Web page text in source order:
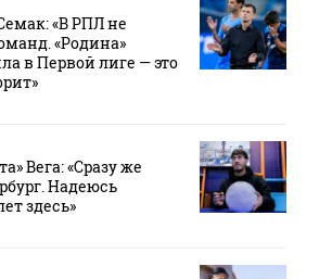
«В РПЛ не
«Родина»
в Первой лиге — это
Вега: «Сразу же
Надеюсь
здесь»